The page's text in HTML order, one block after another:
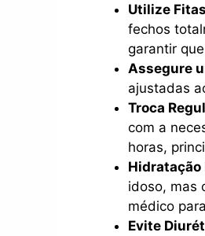
Utilize
fechos
garantir
Assegure
ajustadas
Troca
com a
horas,
Hidratação
idoso, mas
médico
Evite